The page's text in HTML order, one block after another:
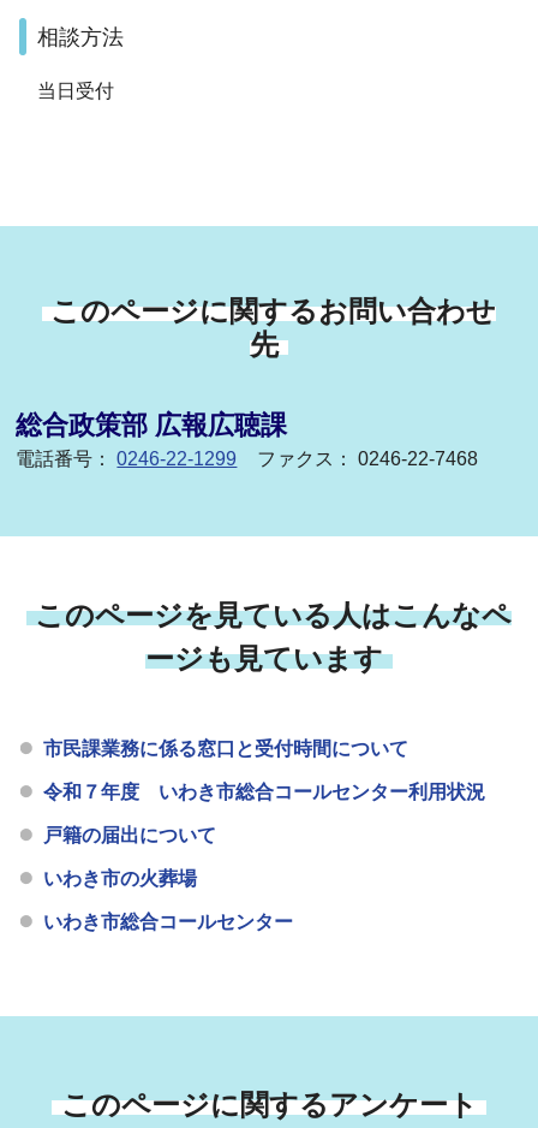
相談方法
当日受付
このページに関するお問い合わせ
先
総合政策部 広報広聴課
電話番号：0246-22-1299 ファクス： 0246-22-7468
このページを見ている人はこんなペ
ージも見ています
市民課業務に係る窓口と受付時間について
令和７年度 いわき市総合コールセンター利用状況
戸籍の届出について
いわき市の火葬場
いわき市総合コールセンター
このページに関するアンケート